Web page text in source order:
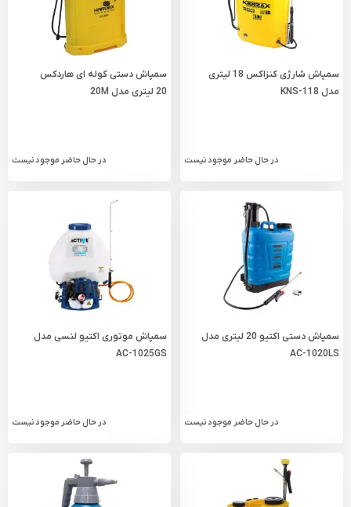
سمپاش شارژی کنزاکس 18 لیتری
مدل KNS-118
در حال حاضر موجود نیست
سمپاش دستی کوله ای هاردکس
20 لیتری مدل 20M
در حال حاضر موجود نیست
سمپاش دستی اکتیو 20 لیتری مدل
AC-1020LS
در حال حاضر موجود نیست
سمپاش موتوری اکتیو لنسی مدل
AC-1025GS
در حال حاضر موجود نیست